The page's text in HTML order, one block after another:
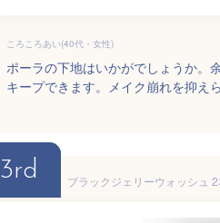
ころころあい(40代・女性)
ポーラの下地はいかがでしょうか。
キープできます。メイク崩れを抑え
3rd